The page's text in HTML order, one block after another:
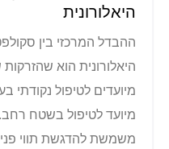
היאלורונית
ההבדל המרכזי בין
היאלורונית הוא
מיועדים לטיפול נקודתי
מיועד לטיפול בשטח
משמשת להדגשת תווי